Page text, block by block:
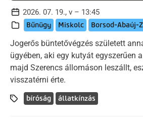
2026. 07. 19., v – 13:45
Bűnügy Miskolc Borsod-Abaúj-
Jogerős büntetővégzés született
ügyében, aki egy kutyát egyszerűen
majd Szerencs állomáson leszállt,
visszatérni érte.
bíróság állatkínzás